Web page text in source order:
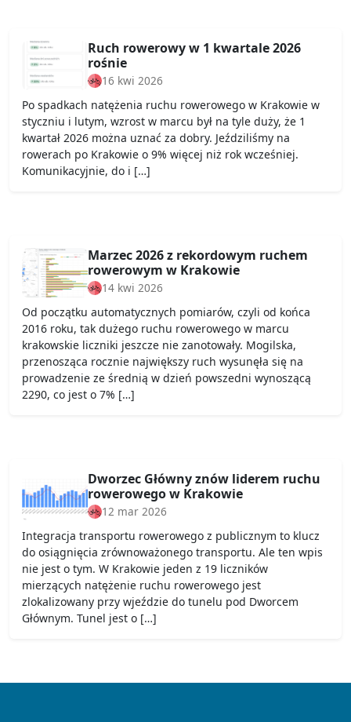
Ruch rowerowy w 1 kwartale 2026
rośnie
16 kwi 2026
Po spadkach natężenia ruchu rowerowego w Krakowie w
styczniu i lutym, wzrost w marcu był na tyle duży, że 1
kwartał 2026 można uznać za dobry. Jeździliśmy na
rowerach po Krakowie o 9% więcej niż rok wcześniej.
Komunikacyjnie, do i […]
Marzec 2026 z rekordowym ruchem
rowerowym w Krakowie
14 kwi 2026
Od początku automatycznych pomiarów, czyli od końca
2016 roku, tak dużego ruchu rowerowego w marcu
krakowskie liczniki jeszcze nie zanotowały. Mogilska,
przenosząca rocznie największy ruch wysunęła się na
prowadzenie ze średnią w dzień powszedni wynoszącą
2290, co jest o 7% […]
Dworzec Główny znów liderem ruchu
rowerowego w Krakowie
12 mar 2026
Integracja transportu rowerowego z publicznym to klucz
do osiągnięcia zrównoważonego transportu. Ale ten wpis
nie jest o tym. W Krakowie jeden z 19 liczników
mierzących natężenie ruchu rowerowego jest
zlokalizowany przy wjeździe do tunelu pod Dworcem
Głównym. Tunel jest o […]